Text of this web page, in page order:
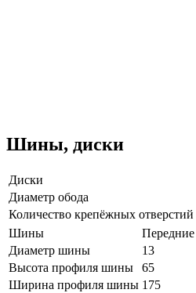
Шины, диски
Диски
Диаметр обода
Количество крепёжных отверстий
Шины
Передние
Диаметр шины
13
Высота профиля шины
65
Ширина профиля шины 175